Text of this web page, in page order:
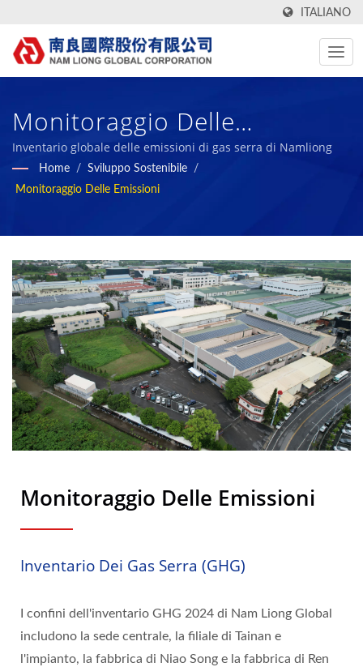
ITALIANO
Monitoraggio Delle
Emissioni / Produttore Di
Tessuti Tecnologici,
1972 | Nam Liong
Inventario globale delle emissioni di gas serra di Namliong
Home / Sviluppo Sostenibile
/
Monitoraggio Delle Emissioni
Monitoraggio Delle Emissioni
Inventario Dei Gas Serra (GHG)
I confini dell'inventario GHG 2024 di Nam Liong Global
includono la sede centrale, la filiale di Tainan e
l'impianto, la fabbrica di Niao Song e la fabbrica di Ren